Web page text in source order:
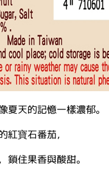
夏天的記憶一樣濃郁。
紅寶石番茄，
鎖住果香與酸甜。